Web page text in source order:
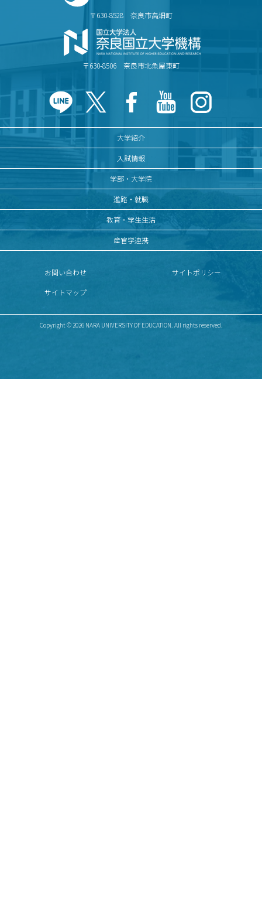
〒630-8528 奈良市高畑町
〒630-8506 奈良市北魚屋東町
大学紹介
入試情報
学部・大学院
進路・就職
教育・学生生活
産官学連携
お問い合わせ
サイトポリシー
サイトマップ
Copyright © 2026 NARA UNIVERSITY OF EDUCATION. All rights reserved.